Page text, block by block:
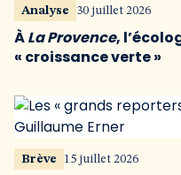
Analyse 30 juillet 2026
ÀLa Provence,
« croissance verte »
Brève 15 juillet 2026